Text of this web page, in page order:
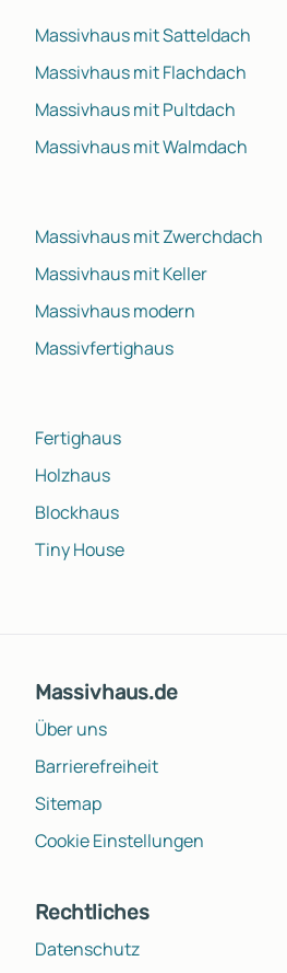
Massivhaus mit Satteldach
Massivhaus mit Flachdach
Massivhaus mit Pultdach
Massivhaus mit Walmdach
Massivhaus mit Zwerchdach
Massivhaus mit Keller
Massivhaus modern
Massivfertighaus
Fertighaus
Holzhaus
Blockhaus
Tiny House
Massivhaus.de
Über uns
Barrierefreiheit
Sitemap
Cookie Einstellungen
Rechtliches
Datenschutz